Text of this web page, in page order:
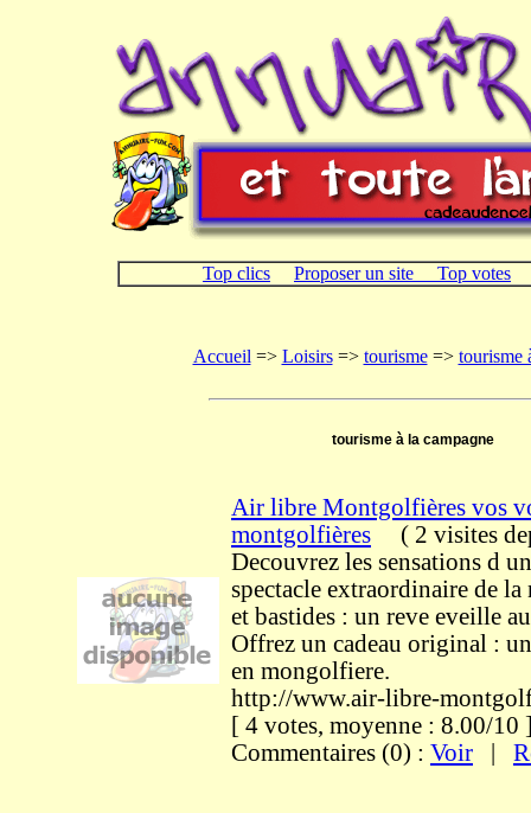
Top clics Proposer un site Top votes
Accueil => Loisirs=> tourisme=> tourisme
tourisme à la campagne
Air libre Montgolfières vos
montgolfières ( 2 visites
Decouvrez les sensations d
spectacle extraordinaire de
et bastides : un reve eveille
Offrez un cadeau original :
en mongolfiere.
http://www.air-libre-
[ 4 votes, moyenne : 8.00/
Commentaires (0) : Voir